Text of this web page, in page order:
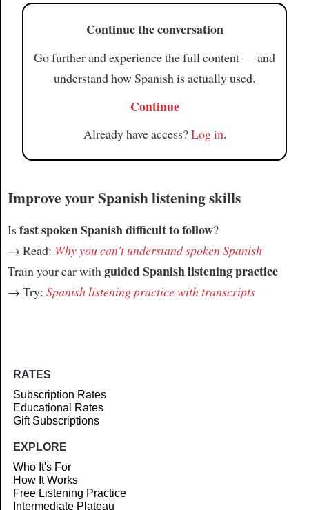
Continue the conversation
Go further and experience the full content — and
understand how Spanish is actually used.
Continue
Already have access?Log in.
Improve your Spanish listening skills
Isfast spoken Spanish difficult to follow?
→ Read: Why you can't understand spoken Spanish
Train your ear with guided Spanish listening practice
→ Try: Spanish listening practice with transcripts
RATES
Subscription Rates
Educational Rates
Gift Subscriptions
EXPLORE
Who It's For
How It Works
Free Listening Practice
Intermediate Plateau